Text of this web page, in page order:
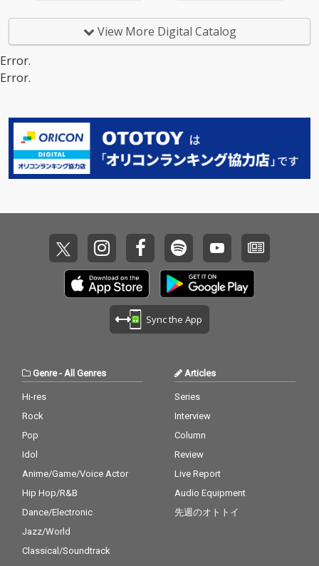
View More Digital Catalog
Error.
Error.
Sync the App
Genre-All Genres
Hi-res
Rock
Pop
Idol
Anime/Game/Voice Actor
Hip Hop/R&B
Dance/Electronic
Jazz/World
Classical/Soundtrack
Articles
Series
Interview
Column
Review
Live Report
Audio Equipment
先週のオトトイ